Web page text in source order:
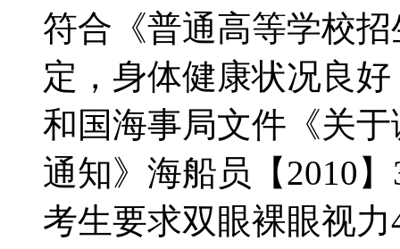
符合《普通高等学校
定，身体健康状况良
和国海事局文件《关
通知》海船员【2010
考生要求双眼裸眼视